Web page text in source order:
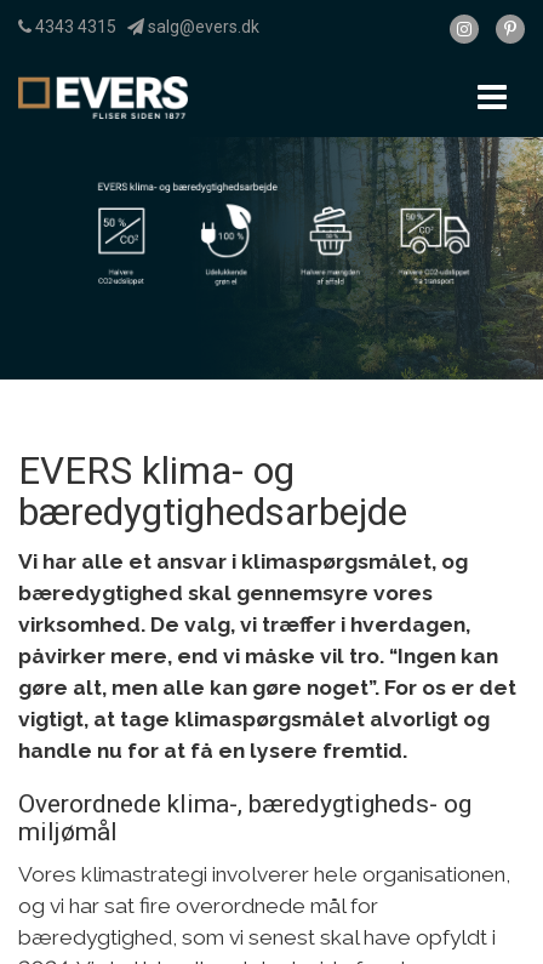
4343 4315 salg@evers.dk
EVERS klima- og
bæredygtighedsarbejde
Vi har alle et ansvar i klimaspørgsmålet, og
bæredygtighed skal gennemsyre vores
virksomhed. De valg, vi træffer i hverdagen,
påvirker mere, end vi måske vil tro. “Ingen kan
gøre alt, men alle kan gøre noget”. For os er det
vigtigt, at tage klimaspørgsmålet alvorligt og
handle nu for at få en lysere fremtid.
Overordnede klima-, bæredygtigheds- og
miljømål
Vores klimastrategi involverer hele organisationen,
og vi har sat fire overordnede mål for
bæredygtighed, som vi senest skal have opfyldt i